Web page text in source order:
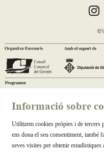
Informació sobre
Utilitzem cookies pròpies i de tercers
ens dona el seu consentiment, també
seves visites per obtenir